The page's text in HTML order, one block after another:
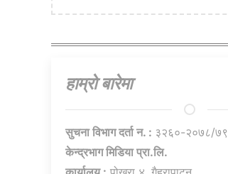
हाम्राे बारेमा
सुचना विभाग दर्ता न. : ३२६०-२०७८/७९
केन्द्रभाग मिडिया प्रा.लि.